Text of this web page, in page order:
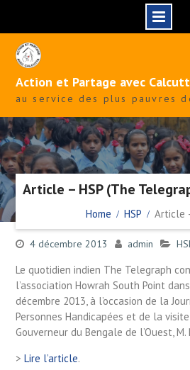
content
Action et Partage avec
au service des plus pauvres
Article – HSP (The
Home HSP Article
4 décembre 2013 admin
Le quotidien indien The Telegraph
l’association Howrah South Point
décembre 2013, à l’occasion de la
Personnes Handicapées et de la visite
Gouverneur du Bengale de l’Ouest, M.
> Lire l’article.